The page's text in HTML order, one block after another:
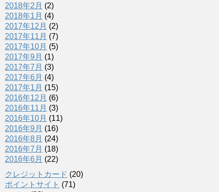
2018年2月 (2)
2018年1月 (4)
2017年12月 (2)
2017年11月 (7)
2017年10月 (5)
2017年9月 (1)
2017年7月 (3)
2017年6月 (4)
2017年1月 (15)
2016年12月 (6)
2016年11月 (3)
2016年10月 (11)
2016年9月 (16)
2016年8月 (24)
2016年7月 (18)
2016年6月 (22)
クレジットカード (20)
ポイントサイト (71)